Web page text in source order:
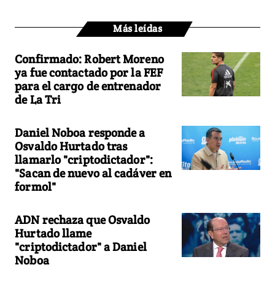
Más leídas
Confirmado: Robert Moreno
ya fue contactado por la FEF
para el cargo de entrenador
de La Tri
Daniel Noboa responde a
Osvaldo Hurtado tras
llamarlo "criptodictador":
"Sacan de nuevo al cadáver en
formol"
ADN rechaza que Osvaldo
Hurtado llame
"criptodictador" a Daniel
Noboa